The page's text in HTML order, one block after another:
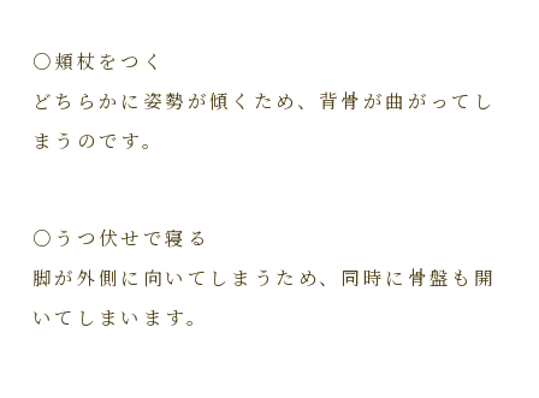
○頬杖をつく
どちらかに姿勢が傾くため、背骨が曲がってし
まうのです。
○うつ伏せで寝る
脚が外側に向いてしまうため、同時に骨盤も開
いてしまいます。